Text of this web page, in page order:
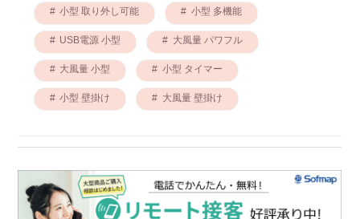
小型 取り外し可能 小型 多機能
USB電源 小型 大風量 パワフル
大風量 小型 小型 タイマー
小型 壁掛け 大風量 壁掛け